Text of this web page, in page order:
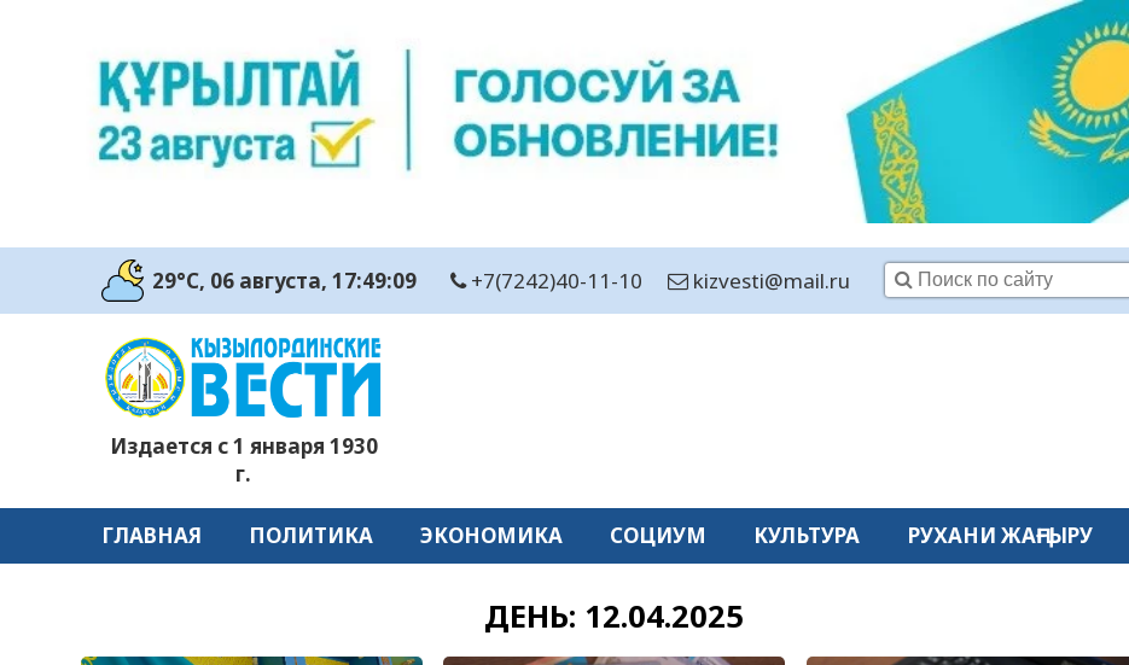
29°C, 06 августа, 17:49:09 +7(7242)40-11-10 kizvesti@mail.ru
Издается с 1 января 1930
г.
ГЛАВНАЯ ПОЛИТИКА ЭКОНОМИКА СОЦИУМ КУЛЬТУРА РУХАНИ ЖАҢҒЫРУ
ДЕНЬ: 12.04.2025